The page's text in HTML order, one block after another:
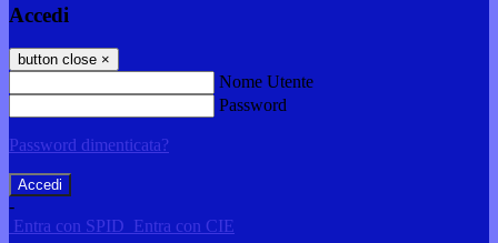
Accedi
button close ×
Nome Utente
Password
Password dimenticata?
-
Entra con SPID Entra con CIE